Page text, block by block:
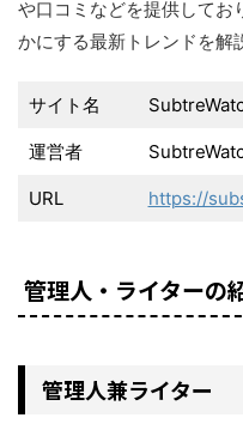
や口コミなどを提供してお
かにする最新トレンドを解
サイト名
運営者
URL https://
管理人・ライターの
管理人兼ライター